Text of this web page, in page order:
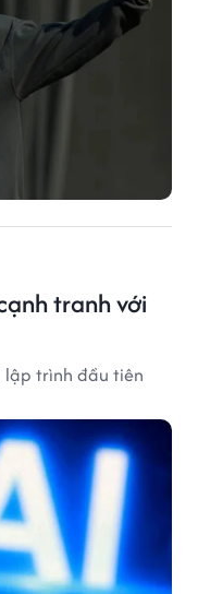
tranh với
trình đầu tiên